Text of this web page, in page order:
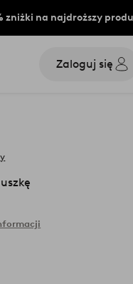
zniżki na najdroższy
Zaloguj się